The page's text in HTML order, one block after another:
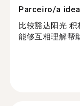
Parceiro/a
比较豁达阳光
能够互相理解帮